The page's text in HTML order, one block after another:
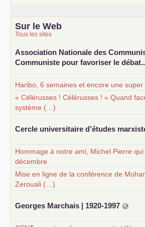
Sur le Web
Tous les sites
Association Nationale des
Communiste pour favoriser le
Haribo, 6 semaines et encore une super
« Célérusses ! Célérusses ! » Quand
système (…)
Cercle universitaire d’études
Hommage à notre ami, Michel Pierre
décembre
Mise en ligne de la conférence de
Zerouali (…)
Georges Marchais | 1920-1997